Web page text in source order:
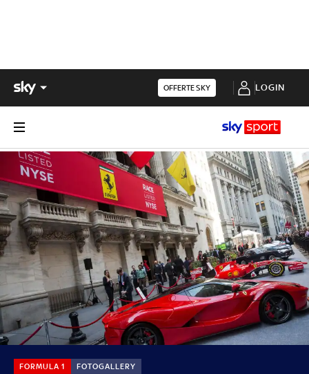
OFFERTE SKY LOGIN
FORMULA 1 FOTOGALLERY